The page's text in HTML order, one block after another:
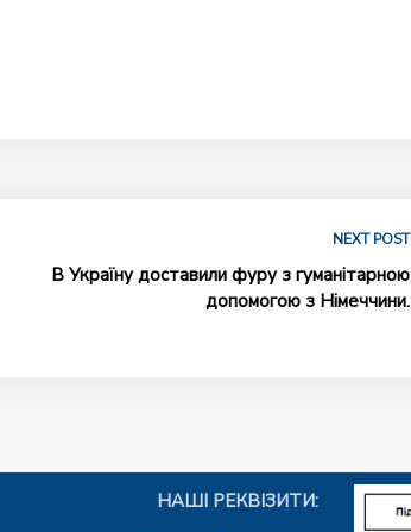
NEXT POST
В Україну доставили фуру з гуманітарною
допомогою з Німеччини.
НАШІ РЕКВІЗИТИ: